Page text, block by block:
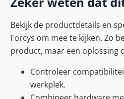
Bekijk de productdetails en
Forcys om mee te kijken. Zo
product, maar een oplossing
Controleer
werkplek.